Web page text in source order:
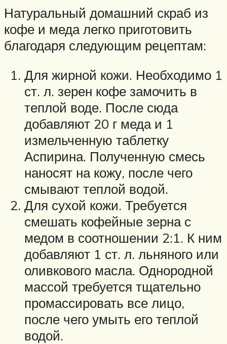
Натуральный домашний скраб из
кофе и меда легко приготовить
благодаря следующим рецептам:
Для жирной кожи. Необходимо 1
ст. л. зерен кофе замочить в
теплой воде. После сюда
добавляют 20 г меда и 1
измельченную таблетку
Аспирина. Полученную смесь
наносят на кожу, после чего
смывают теплой водой.
Для сухой кожи. Требуется
смешать кофейные зерна с
медом в соотношении 2:1. К ним
добавляют 1 ст. л. льняного или
оливкового масла. Однородной
массой требуется тщательно
промассировать все лицо,
после чего умыть его теплой
водой.